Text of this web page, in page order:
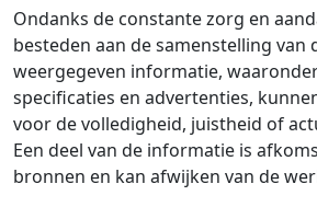
Ondanks de constante zorg en
besteden aan de samenstelling van
weergegeven informatie,
specificaties en advertenties,
voor de volledigheid, juistheid of
Een deel van de informatie is
bronnen en kan afwijken van de